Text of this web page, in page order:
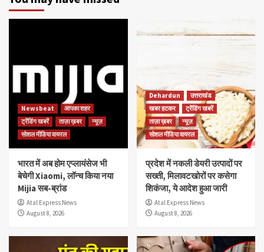
Newsbeat
आपका शहर
ट्रेंडिंग खबरें
ताज़ा ख़बर
न्यूज़
सोशल मीडिया वायरल
भारत में अब होम एप्लायंसेज भी
बेचेगी Xiaomi, लॉन्च किया नया
Mijia सब-ब्रांड
Atal Express News
August 8, 2026
Dehardun
उत्तराखंड
खबर हटकर
ट्रेंडिंग खबरें
ताज़ा ख़बर
न्यूज़
सोशल मीडिया वायरल
प्रदेश में नकली डेयरी उत्पादों पर
सख्ती, मिलावटखोरों पर कसेगा
शिकंजा, ये आदेश हुआ जारी
Atal Express News
August 8, 2026